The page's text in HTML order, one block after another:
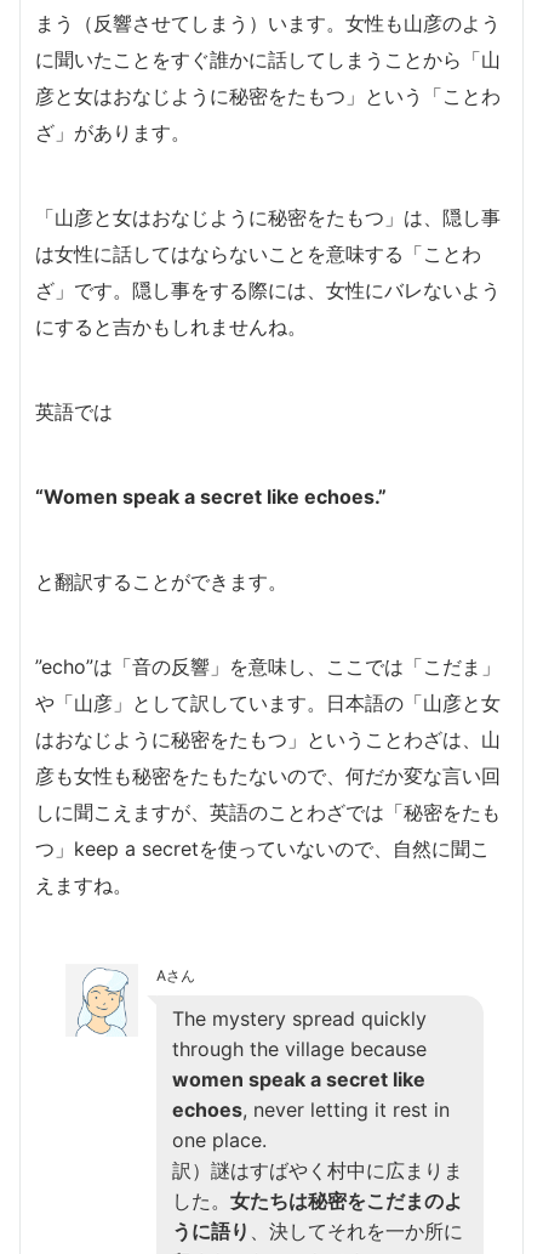
まう（反響させてしまう）います。女性も山彦のよう
に聞いたことをすぐ誰かに話してしまうことから「山
彦と女はおなじように秘密をたもつ」という「ことわ
ざ」があります。
「山彦と女はおなじように秘密をたもつ」は、隠し事
は女性に話してはならないことを意味する「ことわ
ざ」です。隠し事をする際には、女性にバレないよう
にすると吉かもしれませんね。
英語では
“Women speak a secret like echoes.”
と翻訳することができます。
”echo”は「音の反響」を意味し、ここでは「こだま」
や「山彦」として訳しています。日本語の「山彦と女
はおなじように秘密をたもつ」ということわざは、山
彦も女性も秘密をたもたないので、何だか変な言い回
しに聞こえますが、英語のことわざでは「秘密をたも
つ」keep a secretを使っていないので、自然に聞こ
えますね。
Aさん
The mystery spread quickly
through the village because
women speak a secret like
echoes, never letting it rest in
one place.
訳）謎はすばやく村中に広まりま
した。 女たちは秘密をこだまのよ
うに語り
、決してそれを一か所に